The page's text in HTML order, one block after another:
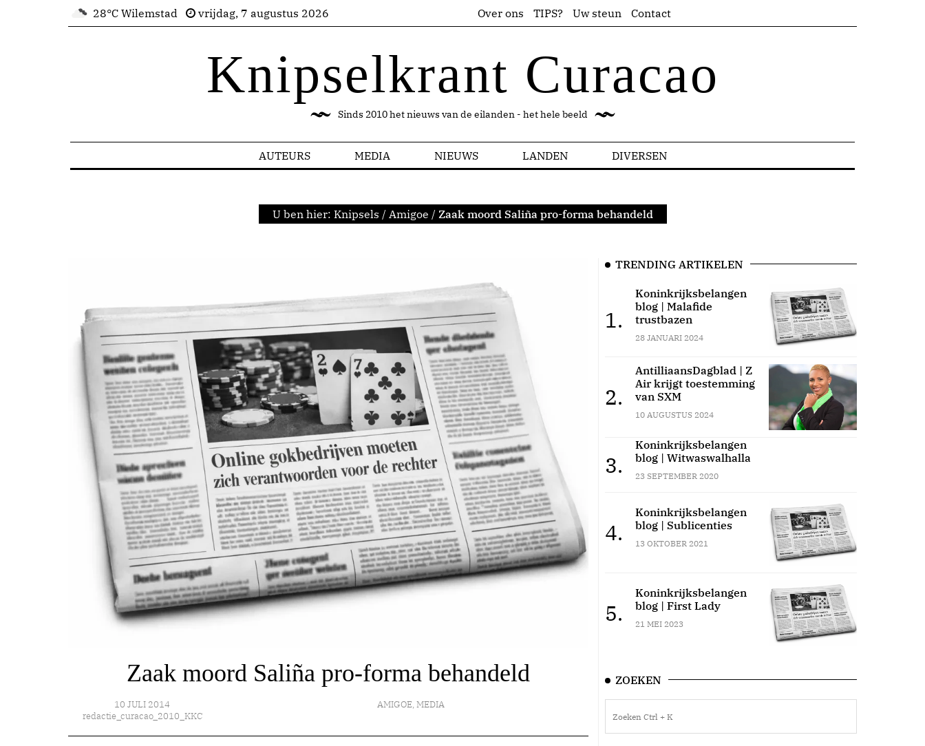
28°C Wilemstad vrijdag, 7 augustus 2026 Over ons TIPS? Uw steun Contact
Knipselkrant Curacao
Sinds 2010 het nieuws van de eilanden - het hele beeld
AUTEURS MEDIA NIEUWS LANDEN DIVERSEN
U ben hier: Knipsels / Amigoe / Zaak moord Saliña pro-forma behandeld
Zaak moord Saliña pro-forma behandeld
10 JULI 2014
redactie_curacao_2010_KKC
AMIGOE, MEDIA
TRENDING ARTIKELEN
1.
Koninkrijksbelangen
blog | Malafide
trustbazen
28 JANUARI 2024
2.
AntilliaansDagblad | Z
Air krijgt toestemming
van SXM
10 AUGUSTUS 2024
3.
Koninkrijksbelangen
blog | Witwaswalhalla
23 SEPTEMBER 2020
4.
Koninkrijksbelangen
blog | Sublicenties
13 OKTOBER 2021
5.
Koninkrijksbelangen
blog | First Lady
21 MEI 2023
ZOEKEN